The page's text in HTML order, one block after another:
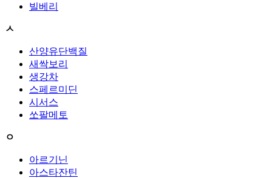
빌베리
ㅅ
산양유단백질
새싹보리
생강차
스페르미딘
시서스
쏘팔메토
ㅇ
아르기닌
아스타잔틴